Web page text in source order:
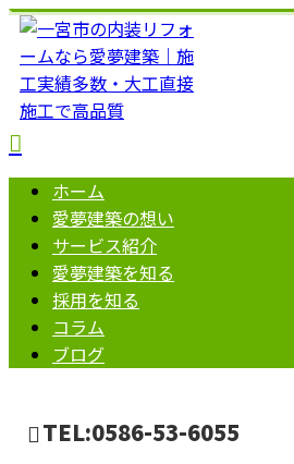
ホーム
愛夢建築の想い
サービス紹介
愛夢建築を知る
採用を知る
コラム
ブログ
TEL:0586-53-6055